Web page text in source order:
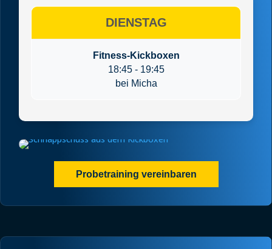
DIENSTAG
Fitness-Kickboxen
18:45 - 19:45
bei Micha
Probetraining vereinbaren